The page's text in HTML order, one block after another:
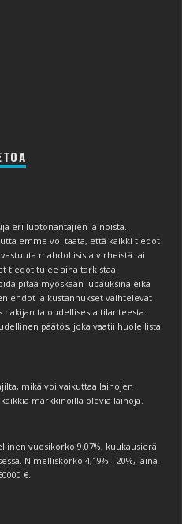
eri luotonantajien lainoista.
emme voi taata, että kaikki tiedot
mahdollisista virheistä tai
tiedot tulee aina tarkistaa
pitää myöskään lupauksina eikä
ehdot ja kustannukset vaihtelevat
taloudellisesta tilanteesta.
päätös, joka vaatii huolellista
mikä voi vaikuttaa lainojen
markkinoilla olevia lainoja.
vuosikorko 9.07%, kuukausierä
Nimelliskorko 4,19% - 20%, laina-
€.